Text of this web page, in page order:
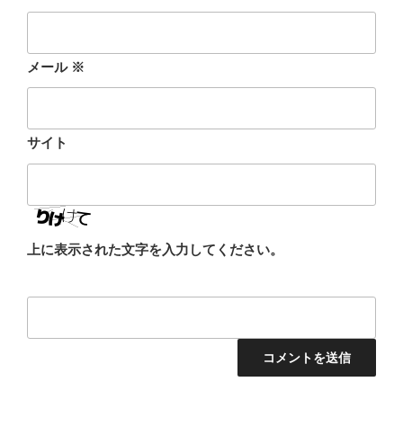
メール ※
サイト
上に表示された文字を入力してください。